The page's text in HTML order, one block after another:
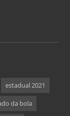
estadual 2021
da bola